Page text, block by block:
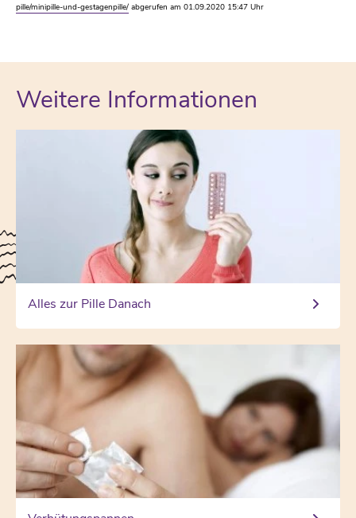
pille/minipille-und-gestagenpille/ abgerufen am 01.09.2020 15:47 Uhr
Weitere Informationen
Alles zur Pille Danach